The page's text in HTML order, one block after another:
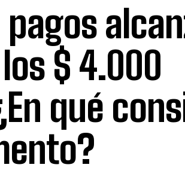
$ 4.000
qué